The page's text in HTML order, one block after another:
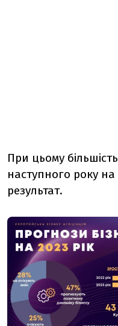
При цьому
наступного року
результат.